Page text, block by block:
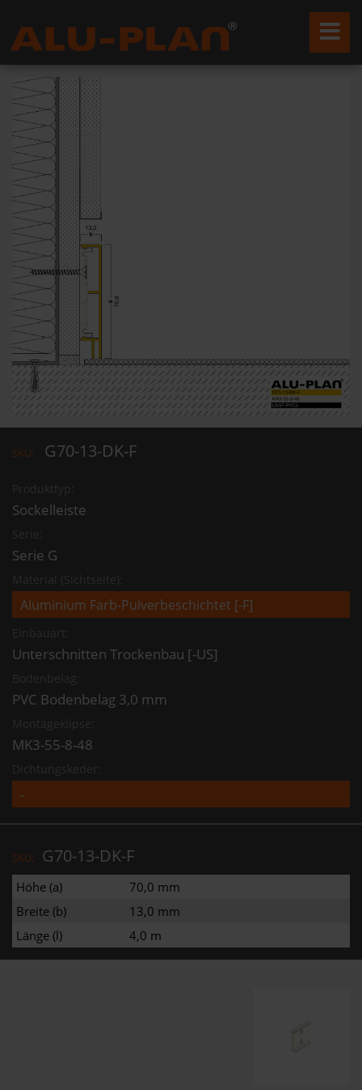
SKU: G70-13-DK-F
Sockelleiste
Serie G
Unterschnitten Trockenbau [-US]
PVC Bodenbelag 3,0 mm
MK3-55-8-48
SKU: G70-13-DK-F
Höhe (a)
70,0 mm
Breite (b)
13,0 mm
Länge (l)
4,0 m